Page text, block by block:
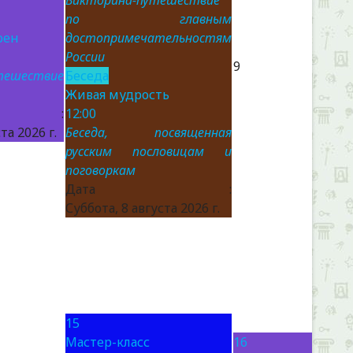
:
2026 г.
по главным
достопримечательностям
России
Беседа
Живая мудрость
12:00
Беседа, посвященная
русским пословицам и
поговоркам
Дата :
Суббота, 8 августа 2026 г.
9
15
Мастер-класс
16